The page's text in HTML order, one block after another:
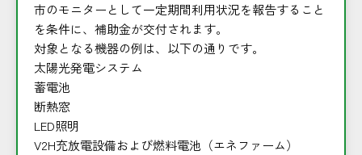
市のモニターとして一定期間利用状況を報告すること
を条件に、補助金が交付されます。
対象となる機器の例は、以下の通りです。
太陽光発電システム
蓄電池
断熱窓
LED照明
V2H充放電設備および燃料電池（エネファーム）